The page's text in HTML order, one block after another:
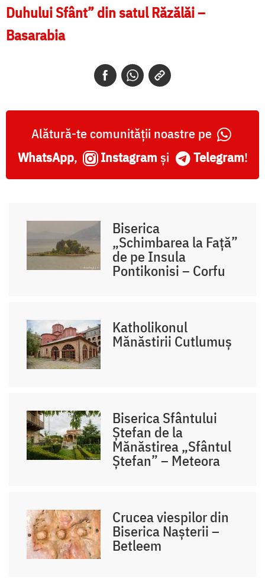
Duhului Sfânt” din satul Răzălăi –
Basarabia
Alătură-te comunității noastre pe
WhatsApp, Instagram și Telegram!
Biserica
„Schimbarea la Față”
de pe Insula
Pontikonisi – Corfu
Katholikonul
Mănăstirii Cutlumuș
Biserica Sfântului
Ștefan de la
Mănăstirea „Sfântul
Ștefan” – Meteora
Crucea viespilor din
Biserica Nașterii –
Betleem